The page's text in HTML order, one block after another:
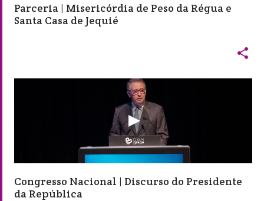
Parceria | Misericórdia de Peso da Régua e
Santa Casa de Jequié

Congresso Nacional | Discurso do Presidente
da República